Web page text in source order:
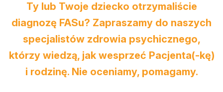
Ty lub Twoje dziecko otrzymaliście
diagnozę FASu? Zapraszamy do naszych
specjalistów zdrowia psychicznego,
którzy wiedzą, jak wesprzeć Pacjenta(-kę)
i rodzinę. Nie oceniamy, pomagamy.